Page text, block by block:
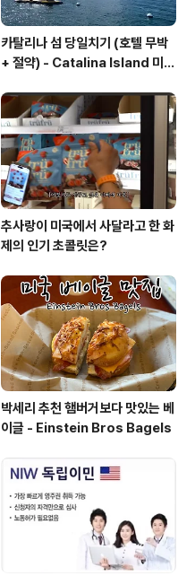
카탈리나 섬 당일치기 (호텔 무박
+ 절약) - Catalina Island 미국
추사랑이 미국에서 사달라고 한 화
제의 인기 초콜릿은?
박세리 추천 햄버거보다 맛있는 베
이글 - Einstein Bros Bagels